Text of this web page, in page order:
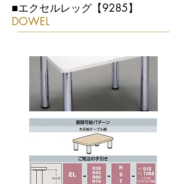
■エクセルレッグ【9285】
DOWEL